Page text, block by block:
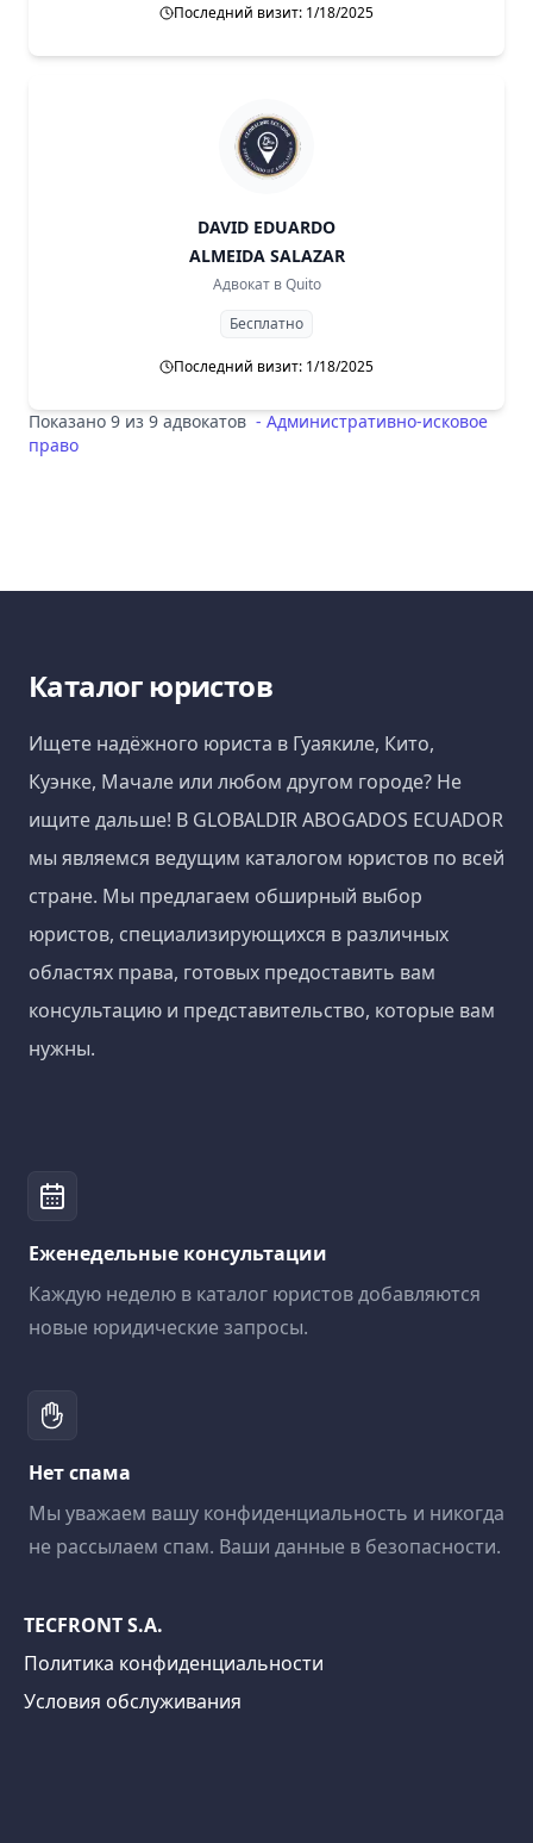
Последний визит: 1/18/2025
DAVID EDUARDO
ALMEIDA SALAZAR
Адвокат в Quito
Бесплатно
Последний визит: 1/18/2025
Показано 9 из 9 адвокатов - Административно-исковое
право
Каталог юристов
Ищете надёжного юриста в Гуаякиле, Кито,
Куэнке, Мачале или любом другом городе? Не
ищите дальше! В GLOBALDIR ABOGADOS ECUADOR
мы являемся ведущим каталогом юристов по всей
стране. Мы предлагаем обширный выбор
юристов, специализирующихся в различных
областях права, готовых предоставить вам
консультацию и представительство, которые вам
нужны.
Еженедельные консультации
Каждую неделю в каталог юристов добавляются
новые юридические запросы.
Нет спама
Мы уважаем вашу конфиденциальность и никогда
не рассылаем спам. Ваши данные в безопасности.
TECFRONT S.A.
Политика конфиденциальности
Условия обслуживания